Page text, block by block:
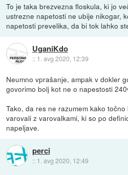
To je taka brezvezna floskula, ki jo
ustrezne napetosti ne ubije nikogar,
napetosti prevelika, da bi tok lahko
UganiKdo
:: 1. avg 2020, 12:39
Neumno vprašanje, ampak v dokler
govorimo bolj kot ne o napestosti
Tako, da res ne razumem kako
varovali z varovalkami, ki so po
napeljave.
perci
:: 1. avg 2020, 12:49